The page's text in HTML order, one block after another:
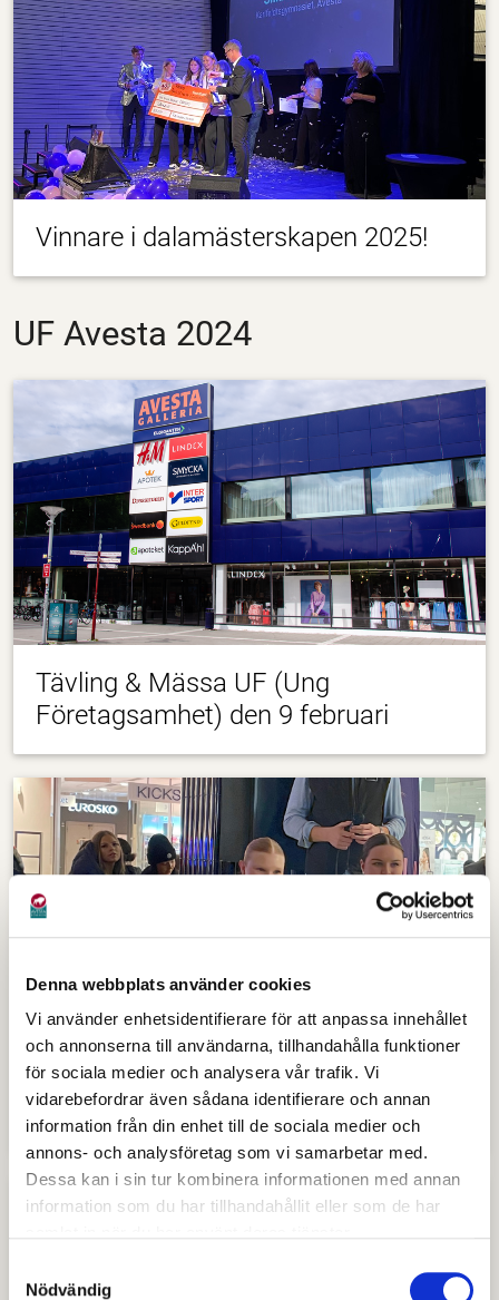
Denna webbplats använder cookies
Vi använder enhetsidentifierare för att anpassa innehållet
och annonserna till användarna, tillhandahålla funktioner
för sociala medier och analysera vår trafik. Vi
vidarebefordrar även sådana identifierare och annan
information från din enhet till de sociala medier och
annons- och analysföretag som vi samarbetar med.
Dessa kan i sin tur kombinera informationen med annan
information som du har tillhandahållit eller som de har
Nödvändig
Vinnare i dalamästerskapen 2025!
UF Avesta 2024
Tävling & Mässa UF (Ung
Företagsamhet) den 9 februari
Vinnare i den lokala UF-tävlingen
2024